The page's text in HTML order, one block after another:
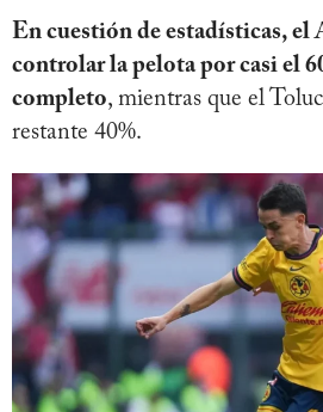
En cuestión de estadísticas, el
controlar la pelota por casi el
completo, mientras que el
restante 40%.